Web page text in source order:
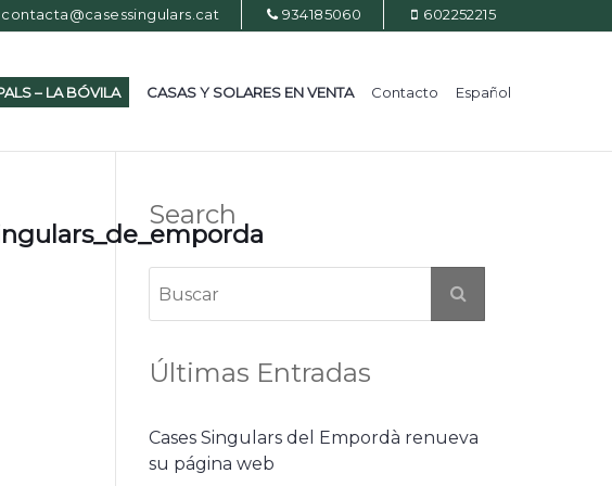
contacta@casessingulars.cat 934185060 602252215
– LA BÓVILA CASAS Y SOLARES EN VENTA Contacto Español
Search
Últimas Entradas
Cases Singulars del Empordà renueva
su página web